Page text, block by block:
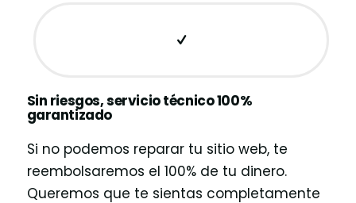
Sin riesgos, servicio técnico 100%
garantizado
Si no podemos reparar tu sitio web, te
reembolsaremos el 100% de tu dinero.
Queremos que te sientas completamente